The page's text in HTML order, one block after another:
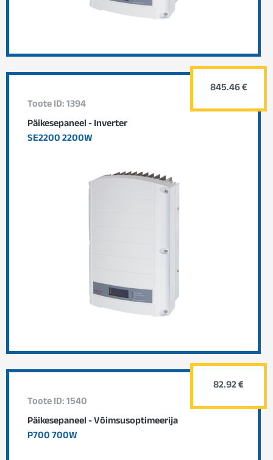
Toote ID: 1394
Päikesepaneel - Inverter
SE2200 2200W
845.46 €
Toote ID: 1540
Päikesepaneel - Võimsusoptimeerija
P700 700W
82.92 €